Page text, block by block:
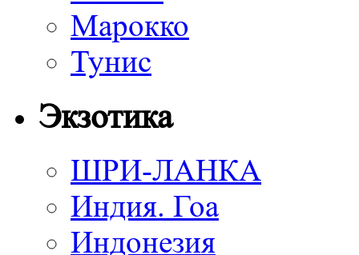
Марокко
Тунис
Экзотика
ШРИ-ЛАНКА
Индия. Гоа
Индонезия